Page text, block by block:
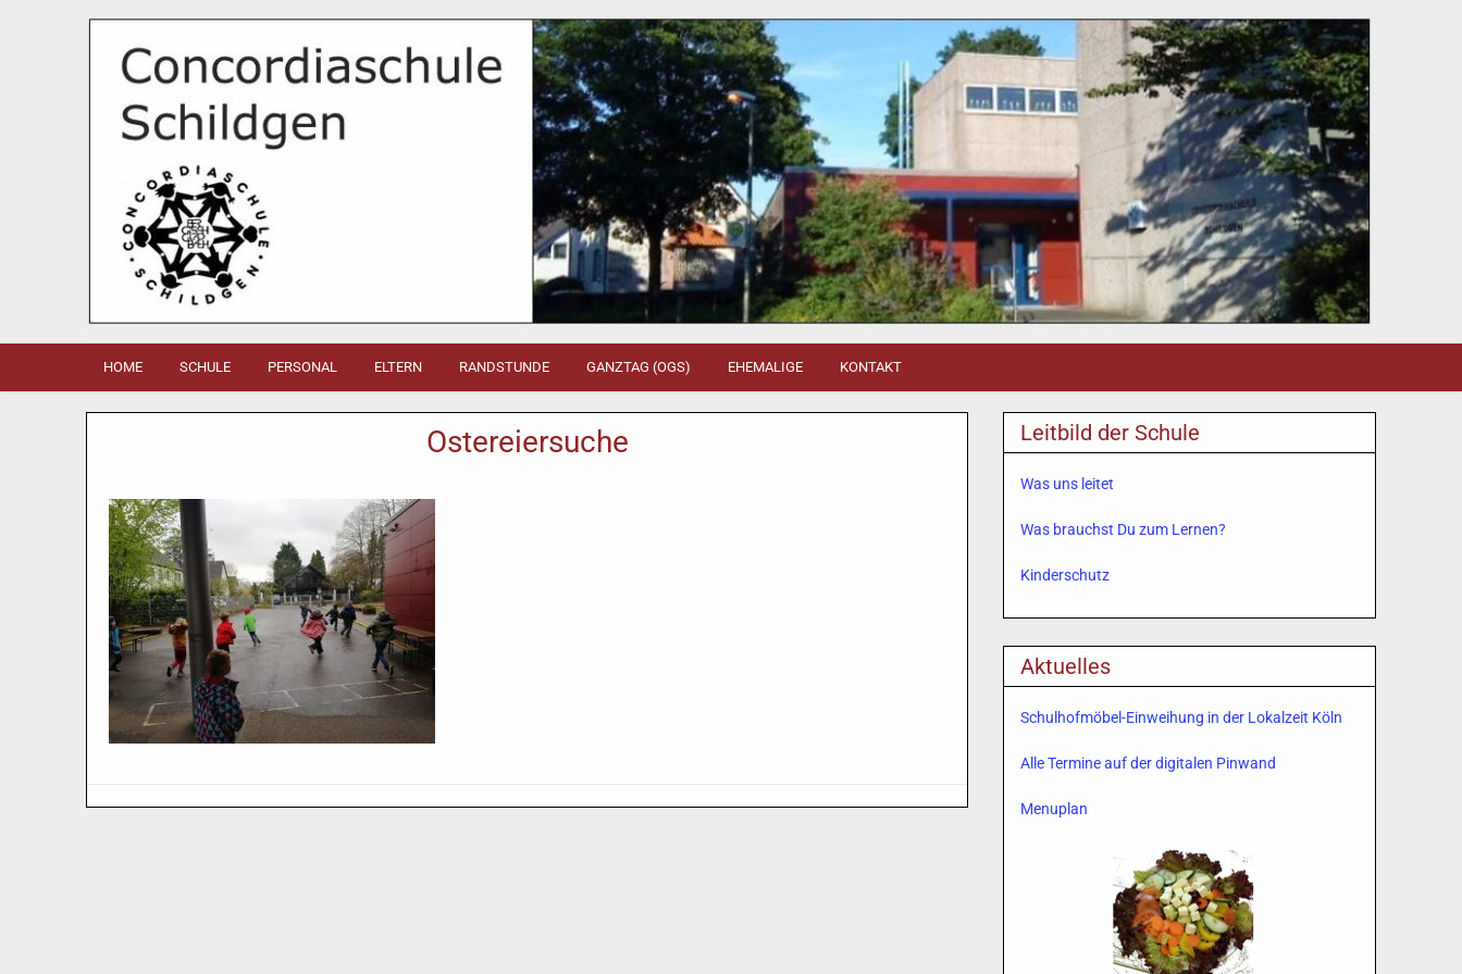
HOME SCHULE PERSONAL ELTERN RANDSTUNDE GANZTAG (OGS) EHEMALIGE KONTAKT
Ostereiersuche Leitbild der Schule
Was uns leitet
Was brauchst Du zum Lernen?
Kinderschutz
Aktuelles
Schulhofmöbel-Einweihung in der Lokalzeit Köln
Alle Termine auf der digitalen Pinwand
Menuplan